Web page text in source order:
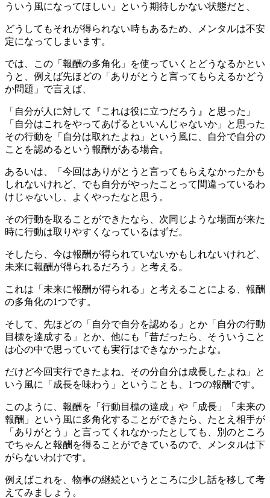
ういう風になってほしい」という期待しかない状態だと、
どうしてもそれが得られない時もあるため、メンタルは不安
定になってしまいます。
では、この「報酬の多角化」を使っていくとどうなるかとい
うと、例えば先ほどの「ありがとうと言ってもらえるかどう
か問題」で言えば、
「自分が人に対して『これは役に立つだろう』と思った」
「自分はこれをやってあげるといいんじゃないか」と思った
その行動を「自分は取れたよね」という風に、自分で自分の
ことを認めるという報酬がある場合。
あるいは、「今回はありがとうと言ってもらえなかったかも
しれないけれど、でも自分がやったことって間違っているわ
けじゃないし、よくやったなと思う。
その行動を取ることができたなら、次同じような場面が来た
時に行動は取りやすくなっているはずだ。
そしたら、今は報酬が得られていないかもしれないけれど、
未来に報酬が得られるだろう」と考える。
これは「未来に報酬が得られる」と考えることによる、報酬
の多角化の1つです。
そして、先ほどの「自分で自分を認める」とか「自分の行動
目標を達成する」とか、他にも「昔だったら、そういうこと
は心の中で思っていても実行はできなかったよな。
だけど今回実行できたよね、その分自分は成長したよね」と
いう風に「成長を味わう」ということも、1つの報酬です。
このように、報酬を「行動目標の達成」や「成長」「未来の
報酬」という風に多角化することができたら、たとえ相手が
「ありがとう」と言ってくれなかったとしても、別のところ
でちゃんと報酬を得ることができているので、メンタルは下
がらないわけです。
例えばこれを、物事の継続というところに少し話を移して考
えてみましょう。